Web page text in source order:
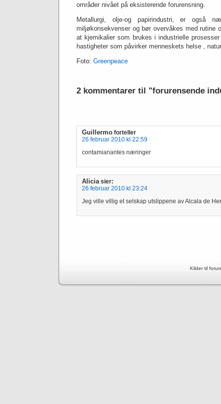
områder nivået på eksisterende forurensning.
Metallurgi, olje-og papirindustri, er også
miljøkonsekvenser og bør overvåkes med rutine
at kjemikalier som brukes i industrielle
hastigheter som påvirker menneskets helse ,
Foto: Greenpeace
2 kommentarer til "forurensende
Guillermo forteller
26 februar 2010 kl 22:59
contamianantes næringer
Alicia sier:
26 februar 2010 kl 23:24
Jeg ville villig et selskap utslippene av Alcala de
Kilder til